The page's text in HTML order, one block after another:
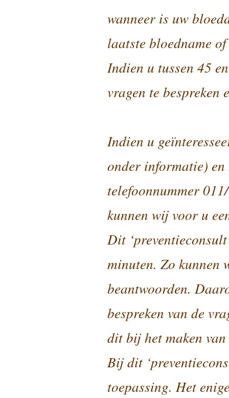
wanneer is uw
laatste bloedname
Indien u tussen 45
vragen te bespreken
Indien u
onder informatie) en
telefoonnummer
kunnen wij voor u
Dit
minuten. Zo kunnen
beantwoorden.
bespreken van de
dit bij het maken
Bij dit
toepassing. Het